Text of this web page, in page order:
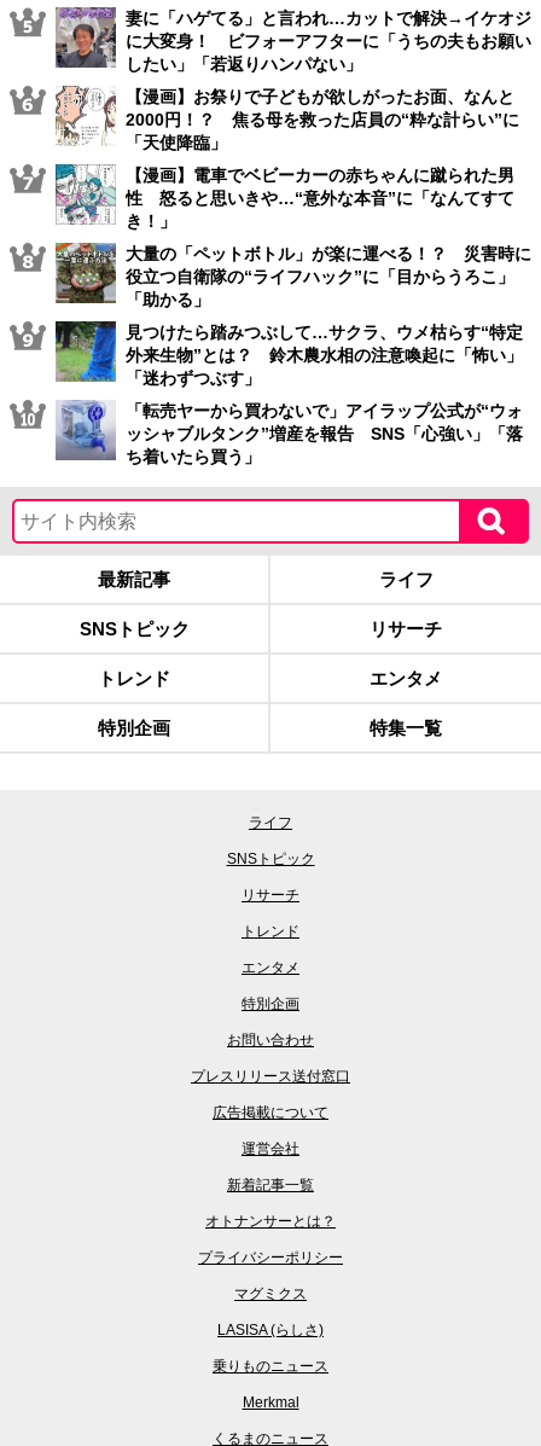
妻に「ハゲてる」と言われ…カットで解決→イケオジ
に大変身！ ビフォーアフターに「うちの夫もお願い
したい」「若返りハンパない」
【漫画】お祭りで子どもが欲しがったお面、なんと
2000円！？ 焦る母を救った店員の“粋な計らい”に
「天使降臨」
【漫画】電車でベビーカーの赤ちゃんに蹴られた男
性 怒ると思いきや…“意外な本音”に「なんてすて
き！」
大量の「ペットボトル」が楽に運べる！？ 災害時に
役立つ自衛隊の“ライフハック”に「目からうろこ」
「助かる」
見つけたら踏みつぶして…サクラ、ウメ枯らす“特定
外来生物”とは？ 鈴木農水相の注意喚起に「怖い」
「迷わずつぶす」
「転売ヤーから買わないで」アイラップ公式が“ウォ
ッシャブルタンク”増産を報告 SNS「心強い」「落
ち着いたら買う」
最新記事 ライフ
SNSトピック リサーチ
トレンド エンタメ
特別企画 特集一覧
ライフ
SNSトピック
リサーチ
トレンド
エンタメ
特別企画
お問い合わせ
プレスリリース送付窓口
広告掲載について
運営会社
新着記事一覧
オトナンサーとは？
プライバシーポリシー
マグミクス
LASISA (らしさ)
乗りものニュース
Merkmal
くるまのニュース